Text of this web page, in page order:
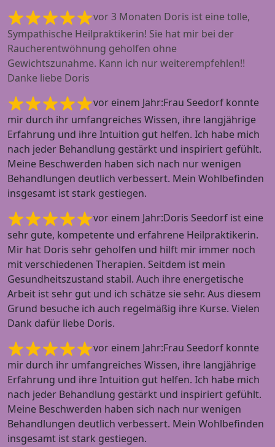
vor 3 Monaten Doris ist eine tolle,
Sympathische Heilpraktikerin! Sie hat mir bei der
Raucherentwöhnung geholfen ohne
Gewichtszunahme. Kann ich nur weiterempfehlen!!
Danke liebe Doris
vor einem Jahr:Frau Seedorf konnte
mir durch ihr umfangreiches Wissen, ihre langjährige
Erfahrung und ihre Intuition gut helfen. Ich habe mich
nach jeder Behandlung gestärkt und inspiriert gefühlt.
Meine Beschwerden haben sich nach nur wenigen
Behandlungen deutlich verbessert. Mein Wohlbefinden
insgesamt ist stark gestiegen.
vor einem Jahr:Doris Seedorf ist eine
sehr gute, kompetente und erfahrene Heilpraktikerin.
Mir hat Doris sehr geholfen und hilft mir immer noch
mit verschiedenen Therapien. Seitdem ist mein
Gesundheitszustand stabil. Auch ihre energetische
Arbeit ist sehr gut und ich schätze sie sehr. Aus diesem
Grund besuche ich auch regelmäßig ihre Kurse. Vielen
Dank dafür liebe Doris.
vor einem Jahr:Frau Seedorf konnte
mir durch ihr umfangreiches Wissen, ihre langjährige
Erfahrung und ihre Intuition gut helfen. Ich habe mich
nach jeder Behandlung gestärkt und inspiriert gefühlt.
Meine Beschwerden haben sich nach nur wenigen
Behandlungen deutlich verbessert. Mein Wohlbefinden
insgesamt ist stark gestiegen.